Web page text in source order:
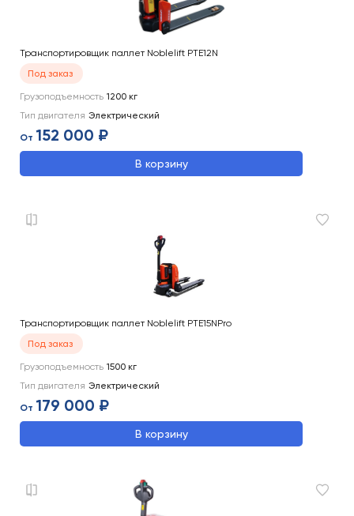
Транспортировщик паллет Noblelift PTE12N
Под заказ
Грузоподъемность 1200 кг
Тип двигателя Электрический
От 152 000 ₽
В корзину
Транспортировщик паллет Noblelift PTE15NPro
Под заказ
Грузоподъемность 1500 кг
Тип двигателя Электрический
От 179 000 ₽
В корзину